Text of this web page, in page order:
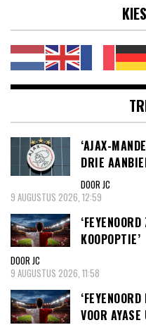
‘AJAX-
DRIE
DOOR JC
9 AUGUSTUS 2026, 12:59
KOOPOPTIE’
DOOR JC
9 AUGUSTUS 2026, 11:58
VOOR